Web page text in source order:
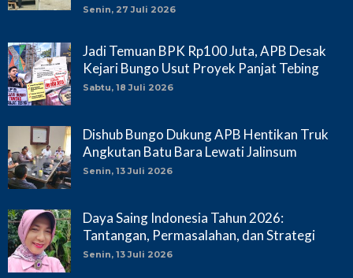
Senin, 27 Juli 2026
Jadi Temuan BPK Rp100 Juta, APB Desak
Kejari Bungo Usut Proyek Panjat Tebing
Sabtu, 18 Juli 2026
Dishub Bungo Dukung APB Hentikan Truk
Angkutan Batu Bara Lewati Jalinsum
Senin, 13 Juli 2026
Daya Saing Indonesia Tahun 2026:
Tantangan, Permasalahan, dan Strategi
Senin, 13 Juli 2026